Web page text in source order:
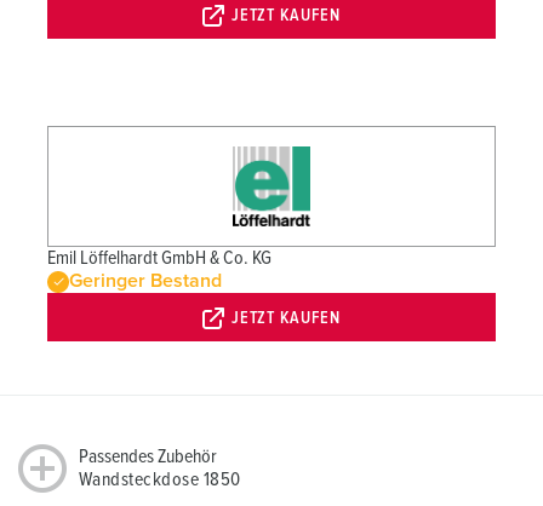
JETZT KAUFEN
Emil Löffelhardt GmbH & Co. KG
Geringer Bestand
JETZT KAUFEN
Passendes Zubehör
Wandsteckdose 1850